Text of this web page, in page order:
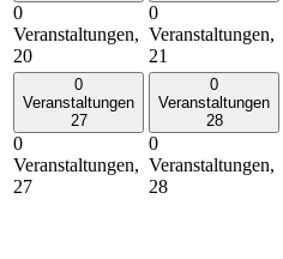
0
Veranstaltungen,
20
0
Veranstaltungen,
21
0
Veranstaltungen
27
0
Veranstaltungen,
27
0
Veranstaltungen
28
0
Veranstaltungen,
28